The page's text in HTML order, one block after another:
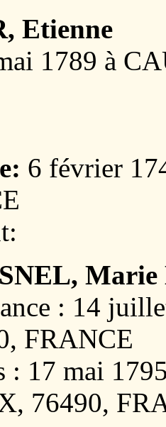
Etienne
1789 à
6 février
Marie
: 14
FRANCE
: 17 mai
76490,